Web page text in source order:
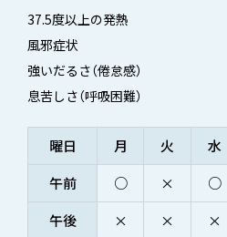
37.5度以上の発熱
風邪症状
強いだるさ（倦怠感）
息苦しさ（呼吸困難）
曜日 月 火 水
午前
○ × ○
午後
× × ×